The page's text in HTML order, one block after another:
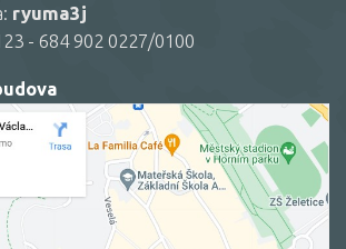
ryuma3j
- 684 902 0227/0100